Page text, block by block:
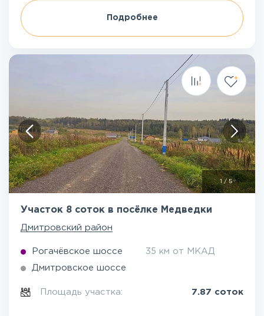
Подробнее
1 /5
Участок 8 соток в посёлке Медведки
Дмитровский район
Рогачёвское шоссе 35 км от МКАД
Дмитровское шоссе
Площадь участка: 7.87 соток